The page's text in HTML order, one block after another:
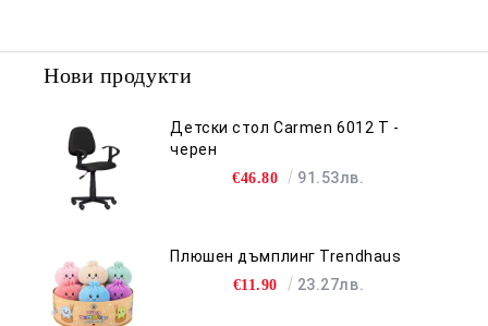
Нови продукти
Детски стол Carmen 6012 T -
черен
€46.80 91.53лв.
Плюшен дъмплинг Trendhaus
€11.90 23.27лв.